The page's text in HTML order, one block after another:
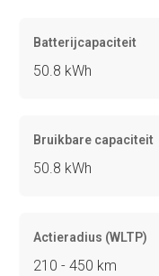
Batterijcapaciteit
50.8 kWh
Bruikbare capaciteit
50.8 kWh
Actieradius (WLTP)
210 - 450 km